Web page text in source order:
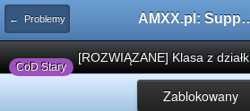
← Problemy AMXX.pl: Support
CoD Stary
[ROZWIĄZANE] Klasa z
Zablokowany